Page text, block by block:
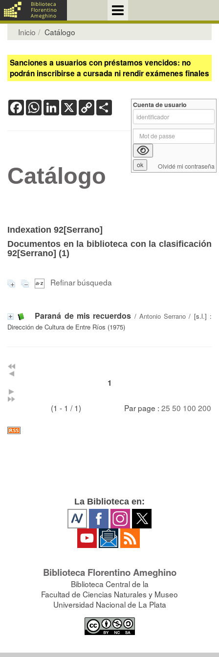
Inicio Catálogo
Sanciones a usuarios con préstamos vencidos: no
podrán inscribirse a cursada ni rendir exámenes finales
FacebookWhatsApp
LinkedIn
X Copy
Link
Catálogo
Indexation 92[Serrano]
Documentos en la biblioteca con la clasificación
92[Serrano] (1)
Refinar búsqueda
Paraná de mis recuerdos / Antonio Serrano / [s.l.] :
Dirección de Cultura de Entre Ríos (1975)
1
(1 - 1 / 1) Par page : 25 50 100 200
Cuenta de usuario
Olvidé mi contraseña
La Biblioteca en:
Biblioteca Florentino Ameghino
Biblioteca Central de la
Facultad de Ciencias Naturales y Museo
Universidad Nacional de La Plata